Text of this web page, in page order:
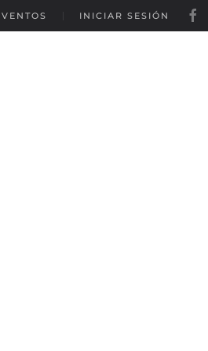
INICIAR SESIÓN